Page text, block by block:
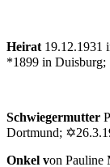
Heirat 19.12.1931
*1899 in Duisburg;
Schwiegermutter
Dortmund;
Onkel von Pauline